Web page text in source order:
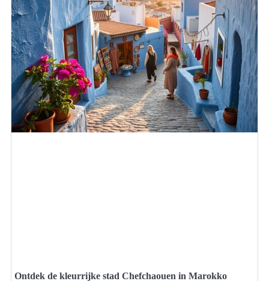
Ontdek de kleurrijke stad Chefchaouen in Marokko